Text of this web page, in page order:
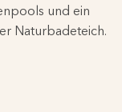
und ein
Naturbadeteich.